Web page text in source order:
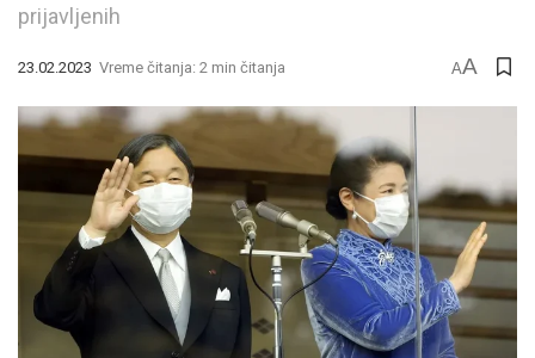
prijavljenih
23.02.2023 Vreme čitanja: 2 min čitanja AA